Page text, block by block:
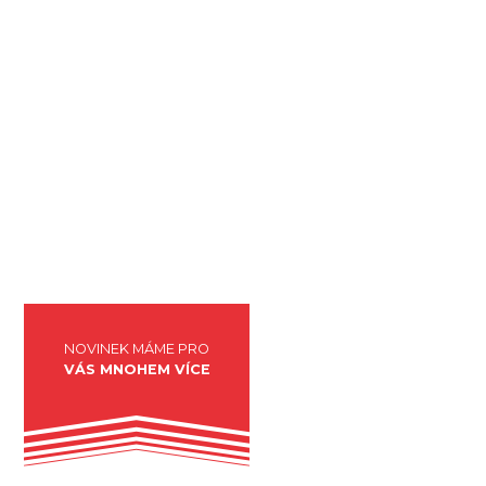
NOVINEK MÁME PRO
VÁS MNOHEM VÍCE